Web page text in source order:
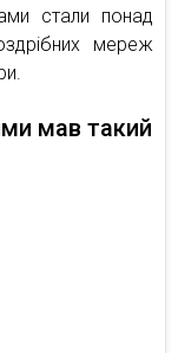
стали понад
мереж
мав такий